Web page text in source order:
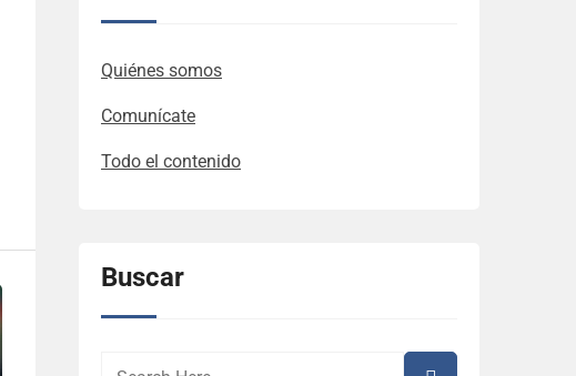
Quiénes somos
Comunícate
Todo el contenido
Buscar